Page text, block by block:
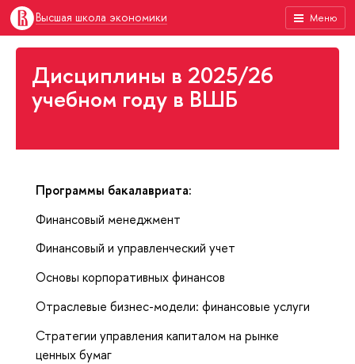
Меню
Высшая школа экономики
Дисциплины в 2025/26
учебном году в ВШБ
Программы бакалавриата:
Финансовый менеджмент
Финансовый и управленческий учет
Основы корпоративных финансов
Отраслевые бизнес-модели: финансовые услуги
Стратегии управления капиталом на рынке
ценных бумаг